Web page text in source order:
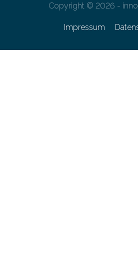
Copyright © 2026 -
Impressum